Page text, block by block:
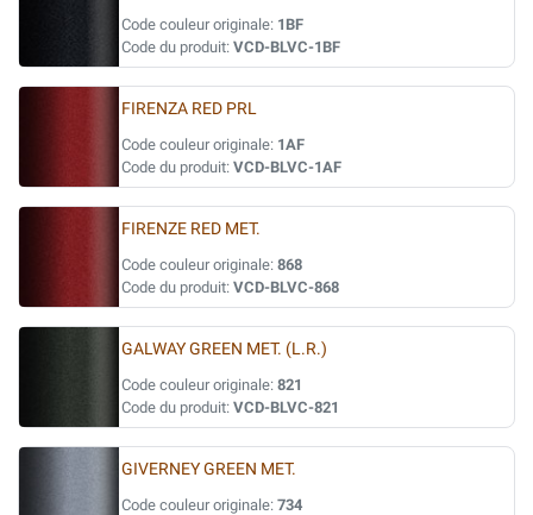
Code couleur originale: 1BF
Code du produit: VCD-BLVC-1BF
FIRENZA RED PRL
Code couleur originale: 1AF
Code du produit: VCD-BLVC-1AF
FIRENZE RED MET.
Code couleur originale: 868
Code du produit: VCD-BLVC-868
GALWAY GREEN MET. (L.R.)
Code couleur originale: 821
Code du produit: VCD-BLVC-821
GIVERNEY GREEN MET.
Code couleur originale: 734